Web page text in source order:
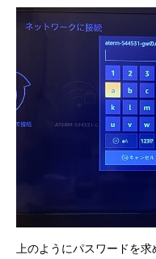
上のようにパスワードを